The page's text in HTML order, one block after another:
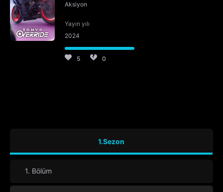
Aksiyon
Yayın yılı
2024
5 0
1.Sezon
1. Bölüm